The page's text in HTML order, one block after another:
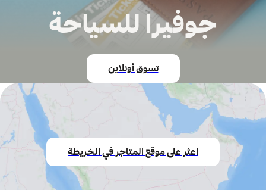
جوفيرا للسياحة
تسوق أونلاين
اعثر على موقع المتاجر في الخريطة